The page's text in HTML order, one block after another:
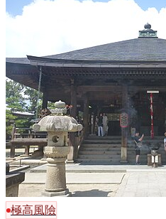
極高風險